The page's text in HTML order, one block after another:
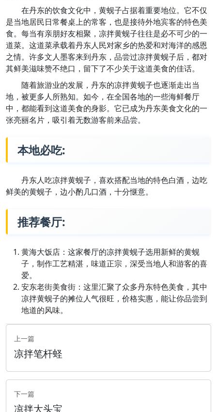
在丹东的饮食文化中，黄蚬子占据着重要地位。它不仅
是当地居民日常餐桌上的常客，也是接待外地宾客的特色美
食。每当有亲朋好友相聚，凉拌黄蚬子往往是必不可少的一
道菜。这道菜承载着丹东人民对家乡的热爱和对海洋的感恩
之情。许多文人墨客来到丹东，品尝过凉拌黄蚬子后，都对
其鲜美滋味赞不绝口，留下了不少关于这道美食的佳话。
随着旅游业的发展，丹东的凉拌黄蚬子也逐渐走出当
地，被更多人所熟知。如今，在全国各地的一些海鲜餐厅
中，都能看到这道美食的身影。它已成为丹东美食文化的一
张亮丽名片，吸引着无数游客前来品尝。
本地必吃:
丹东人吃凉拌黄蚬子，喜欢搭配当地的特色白酒，边吃
鲜美的黄蚬子，边小酌几口酒，十分惬意。
推荐餐厅:
黄海大饭店：这家餐厅的凉拌黄蚬子选用新鲜的黄蚬
子，制作工艺精湛，味道正宗，深受当地人和游客的喜
爱。
安东老街美食街：这里汇聚了众多丹东特色美食，其中
凉拌黄蚬子的摊位人气很旺，价格实惠，能让你品尝到
地道的风味。
上一篇
凉拌笔杆蛏
下一篇
凉拌大头宝